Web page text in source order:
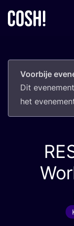
Voorbije
Dit
het